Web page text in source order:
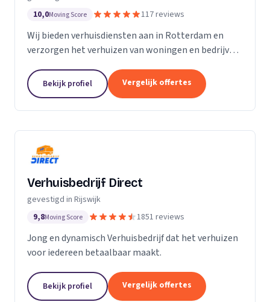
10,0Moving Score 117 reviews
Wij bieden verhuisdiensten aan in Rotterdam en
verzorgen het verhuizen van woningen en bedrijven
Bekijk profiel Vergelijk offertes
Verhuisbedrijf Direct
gevestigd in Rijswijk
9,8Moving Score 1851 reviews
Jong en dynamisch Verhuisbedrijf dat het verhuizen
voor iedereen betaalbaar maakt.
Bekijk profiel Vergelijk offertes